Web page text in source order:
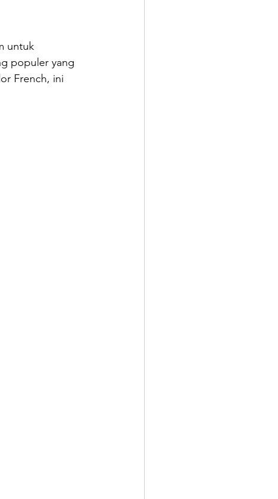
untuk
populer yang
French, ini